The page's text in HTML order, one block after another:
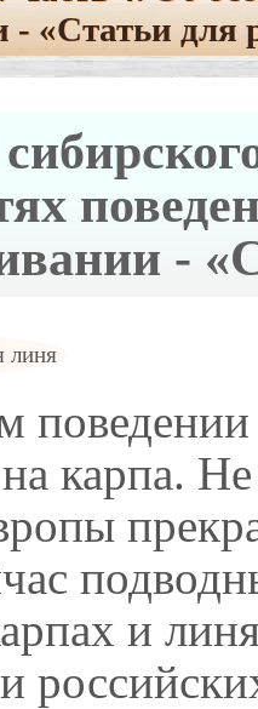
«Статьи для
-
линя
на карпа.
и